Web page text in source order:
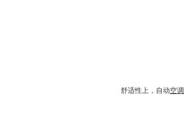
舒适性上，自动空调